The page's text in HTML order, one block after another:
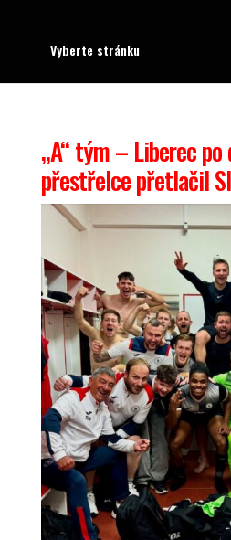
Vyberte stránku
„A“ tým – Liberec po
přestřelce přetlačil